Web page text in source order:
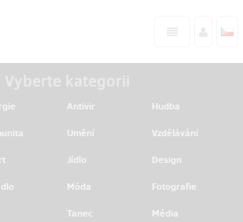
Antivir
Hudba
Umění
Vzdělávání
Jídlo
Design
Móda
Fotografie
Tanec
Média